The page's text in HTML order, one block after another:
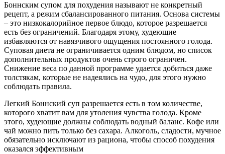
Боннским супом для похудения называют не конкретный
рецепт, а режим сбалансированного питания. Основа системы
– это низкокалорийное первое блюдо, которое разрешается
есть без ограничений. Благодаря этому, худеющие
избавляются от навязчивого ощущения постоянного голода.
Суповая диета не ограничивается одним блюдом, но список
дополнительных продуктов очень строго ограничен.
Снижение веса по данной программе удается добиться даже
толстякам, которые не надеялись на чудо, для этого нужно
соблюдать правила.
Легкий Боннский суп разрешается есть в том количестве,
которого хватит вам для утоления чувства голода. Кроме
этого, худеющие должны соблюдать водный баланс. Кофе или
чай можно пить только без сахара. Алкоголь, сладости, мучное
обязательно исключают из рациона, чтобы способ похудения
оказался эффективным